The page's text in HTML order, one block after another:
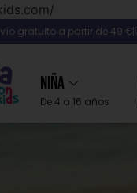
gratuito a partir de 49 €
Niña
De 4 a 16 años